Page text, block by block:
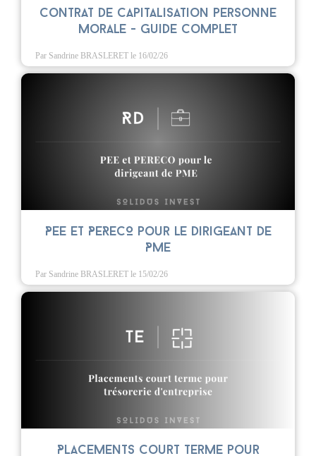
Contrat de capitalisation personne
morale - Guide complet
Par Sandrine BRASLERET le 16/02/26
PEE et PERECO pour le dirigeant de
PME
Par Sandrine BRASLERET le 15/02/26
Placements court terme pour